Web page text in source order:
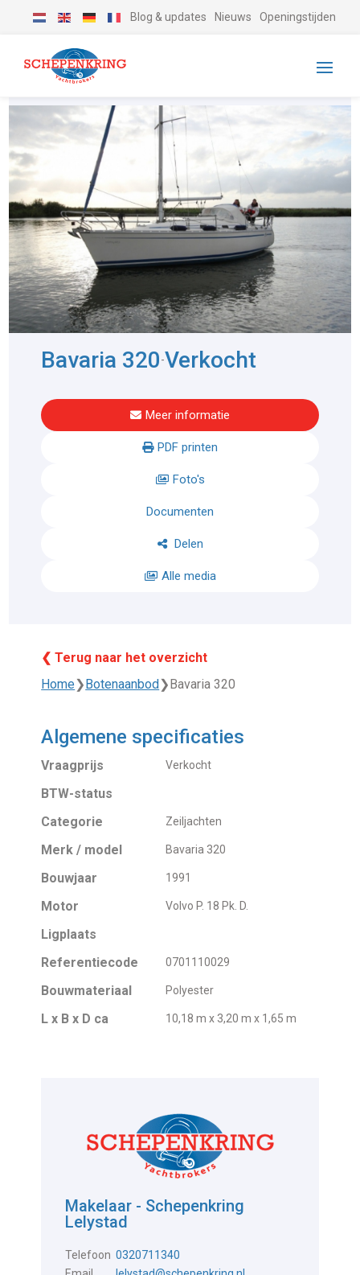
Blog & updates Nieuws Openingstijden
Bavaria 320-Verkocht
Meer informatie
PDF printen
Foto's
Documenten
Delen
Alle media
❮ Terug naar het overzicht
Home❯Botenaanbod❯Bavaria 320
Algemene specificaties
Vraagprijs Verkocht
BTW-status
Categorie
Zeiljachten
Merk / model Bavaria 320
Bouwjaar 1991
Motor Volvo P. 18 Pk. D.
Ligplaats
Referentiecode
0701110029
Bouwmateriaal Polyester
L x B x D ca 10,18 m x 3,20 m x 1,65 m
Makelaar - Schepenkring
Lelystad
Telefoon 0320711340